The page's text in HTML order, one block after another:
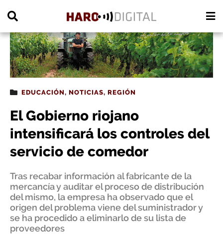
EDUCACIÓN, NOTICIAS, REGIÓN
El Gobierno riojano
intensificará los controles del
servicio de comedor
Tras recabar información al fabricante de la
mercancía y auditar el proceso de distribución
del mismo, la empresa ha observado que el
origen del problema viene del suministrador y
se ha procedido a eliminarlo de su lista de
proveedores